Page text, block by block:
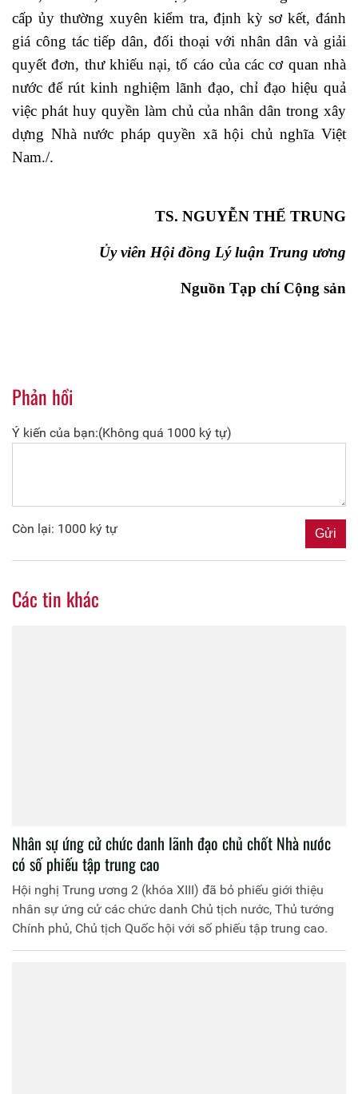
cấp ủy thường xuyên kiểm tra, định kỳ sơ kết, đánh
giá công tác tiếp dân, đối thoại với nhân dân và giải
quyết đơn, thư khiếu nại, tố cáo của các cơ quan nhà
nước để rút kinh nghiệm lãnh đạo, chỉ đạo hiệu quả
việc phát huy quyền làm chủ của nhân dân trong xây
dựng Nhà nước pháp quyền xã hội chủ nghĩa Việt
Nam./.
TS. NGUYỄN THẾ TRUNG
Ủy viên Hội đồng Lý luận Trung ương
Nguồn Tạp chí Cộng sản
Phản hồi
Ý kiến của bạn:(Không quá 1000 ký tự)
Còn lại: 1000 ký tự
Các tin khác
Nhân sự ứng cử chức danh lãnh đạo chủ chốt Nhà nước
có số phiếu tập trung cao
Hội nghị Trung ương 2 (khóa XIII) đã bỏ phiếu giới thiệu
nhân sự ứng cử các chức danh Chủ tịch nước, Thủ tướng
Chính phủ, Chủ tịch Quốc hội với số phiếu tập trung cao.